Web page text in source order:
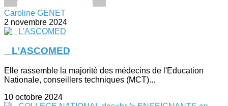
Caroline GENET
2 novembre 2024
L’ASCOMED
Elle rassemble la majorité des médecins de l'Education
Nationale, conseillers techniques (MCT)...
10 octobre 2024